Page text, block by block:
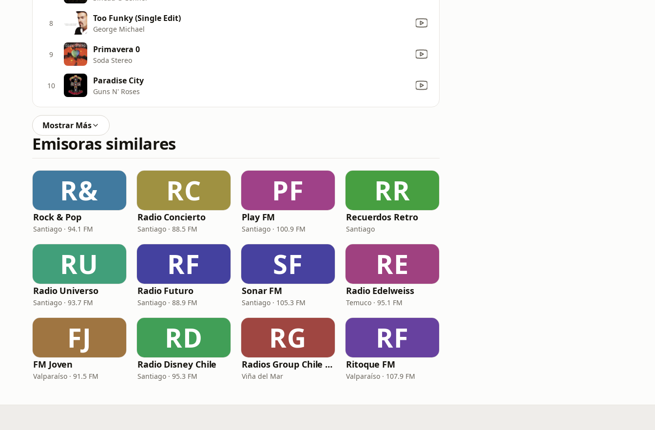
8 Too Funky (Single Edit)
George Michael
9 Primavera 0
Soda Stereo
10 Paradise City
Guns N' Roses
Mostrar Más
Emisoras similares
R&
Rock & Pop
Santiago · 94.1 FM
RC
Radio Concierto
Santiago · 88.5 FM
PF
Play FM
Santiago · 100.9 FM
RR
Recuerdos Retro
Santiago
RU
Radio Universo
Santiago · 93.7 FM
RF
Radio Futuro
Santiago · 88.9 FM
SF
Sonar FM
Santiago · 105.3 FM
RE
Radio Edelweiss
Temuco · 95.1 FM
FJ
FM Joven
Valparaíso · 91.5 FM
RD
Radio Disney Chile
Santiago · 95.3 FM
RG
Radios Group Chile - Estación 2000
Viña del Mar
RF
Ritoque FM
Valparaíso · 107.9 FM